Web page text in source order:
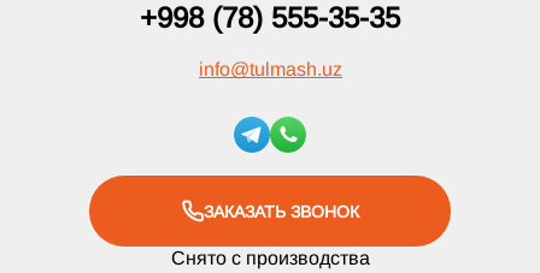
+998 (78) 555-35-35
info@tulmash.uz
ЗАКАЗАТЬ ЗВОНОК
Снято с производства